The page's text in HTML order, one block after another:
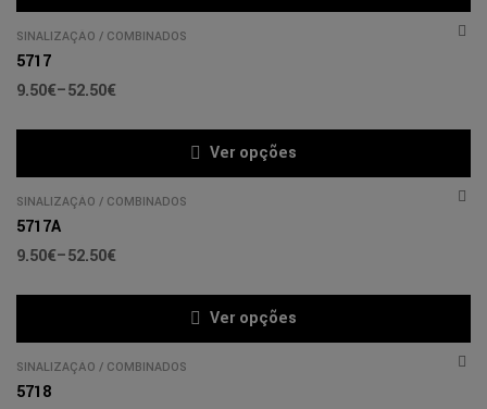
SINALIZAÇÃO / COMBINADOS
5717
9.50€–52.50€
Ver opções
SINALIZAÇÃO / COMBINADOS
5717A
9.50€–52.50€
Ver opções
SINALIZAÇÃO / COMBINADOS
5718